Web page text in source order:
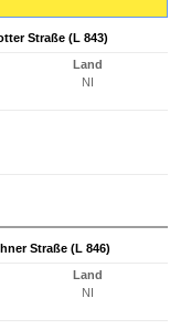
Straße (L 843)
Land
NI
Straße (L 846)
Land
NI